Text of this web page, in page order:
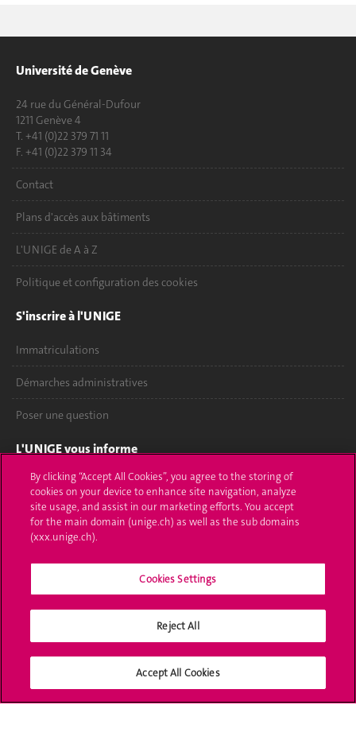
Université de Genève
24 rue du Général-Dufour
1211 Genève 4
T. +41 (0)22 379 71 11
F. +41 (0)22 379 11 34
Contact
Plans d'accès aux bâtiments
L'UNIGE de A à Z
Politique et configuration des cookies
S'inscrire à l'UNIGE
Immatriculations
Démarches administratives
Poser une question
L'UNIGE vous informe
UNIGE Mobile
Médias
Offres d'emploi
Calendrier académique
Médias sociaux UNIGE
By clicking “Accept All Cookies”, you agree to the storing of
cookies on your device to enhance site navigation, analyze
site usage, and assist in our marketing efforts. You accept
for the main domain (unige.ch) as well as the sub domains
(xxx.unige.ch).
Cookies Settings
Reject All
Accept All Cookies